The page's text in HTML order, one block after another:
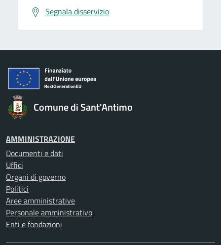
Segnala disservizio
Comune di Sant'Antimo
AMMINISTRAZIONE
Documenti e dati
Uffici
Organi di governo
Politici
Aree amministrative
Personale amministrativo
Enti e fondazioni